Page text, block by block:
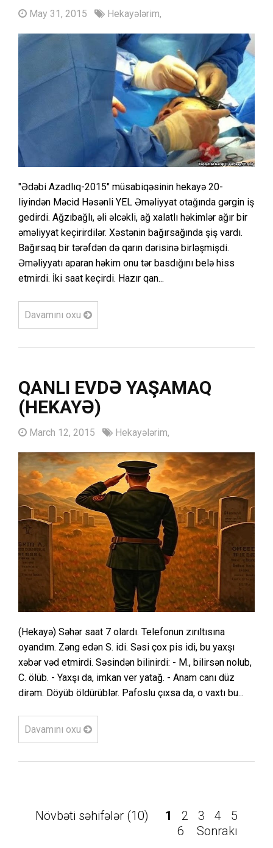
May 31, 2015 Hekayələrim,
"Ədəbi Azadlıq-2015" müsabiqəsinin hekayə 20-
liyindən Məcid Həsənli YEL Əməliyyat otağında gərgin iş
gedirdi. Ağzıbağlı, əli əlcəkli, ağ xalatlı həkimlər ağır bir
əməliyyat keçirirdilər. Xəstənin bağırsağında şiş vardı.
Bağırsaq bir tərəfdən də qarın dərisinə birləşmişdi.
Əməliyyatı aparan həkim onu tər basdığını belə hiss
etmirdi. İki saat keçirdi. Hazır qan...
Davamını oxu
QANLI EVDƏ YAŞAMAQ
(HEKAYƏ)
March 12, 2015 Hekayələrim,
(Hekayə) Səhər saat 7 olardı. Telefonun zırıltısına
oyandım. Zəng edən S. idi. Səsi çox pis idi, bu yaxşı
xəbər vəd etmirdi. Səsindən bilinirdi: - M., bilirsən nolub,
C. ölüb. - Yaxşı da, imkan ver yatağ. - Anam canı düz
dirəm. Döyüb öldürüblər. Pafoslu çıxsa da, o vaxtı bu...
Davamını oxu
Növbəti səhifələr (10) 1 2 3 4
5
6
Sonrakı